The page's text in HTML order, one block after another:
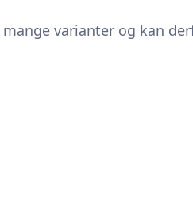
varianter og kan